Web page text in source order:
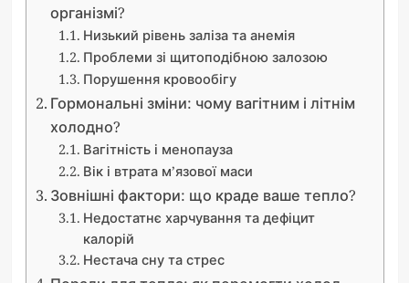
організмі?
Низький рівень заліза та анемія
Проблеми зі щитоподібною залозою
Порушення кровообігу
Гормональні зміни: чому вагітним і літнім
холодно?
Вагітність і менопауза
Вік і втрата м’язової маси
Зовнішні фактори: що краде ваше тепло?
Недостатнє харчування та дефіцит
калорій
Нестача сну та стрес